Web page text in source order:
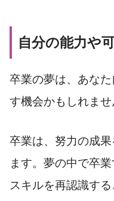
自分の能力や
卒業の夢は、あな
す機会かもしれませ
卒業は、努力の成
ます。夢の中で卒
スキルを再認識する